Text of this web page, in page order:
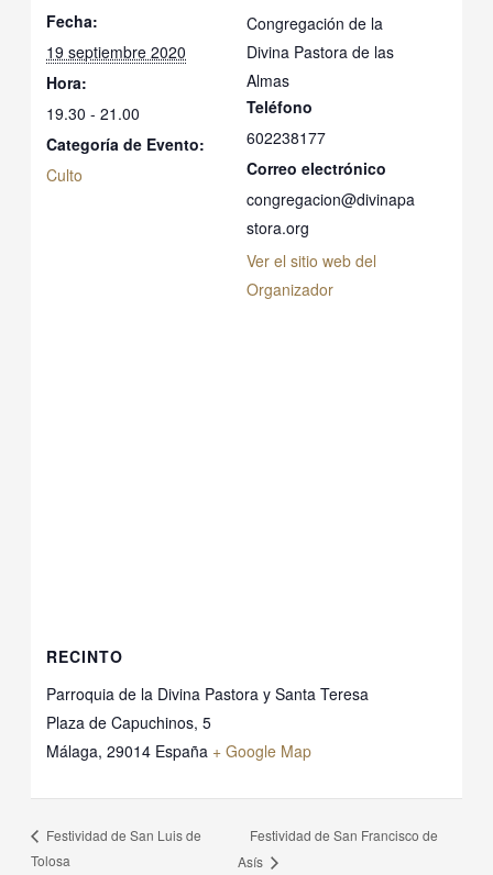
Fecha:
19 septiembre 2020
Hora:
19.30 - 21.00
Categoría de Evento:
Culto
Congregación de la
Divina Pastora de las
Almas
Teléfono
602238177
Correo electrónico
congregacion@divinapa
stora.org
Ver el sitio web del
Organizador
RECINTO
Parroquia de la Divina Pastora y Santa Teresa
Plaza de Capuchinos, 5
Málaga, 29014 España + Google Map
Festividad de San Luis de
Tolosa
Festividad de San Francisco de
Asís